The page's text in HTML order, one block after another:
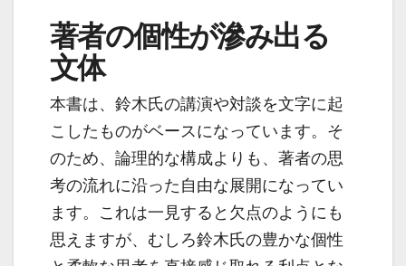
著者の個性が滲み出る
文体
本書は、鈴木氏の講演や対談を文字に起
こしたものがベースになっています。そ
のため、論理的な構成よりも、著者の思
考の流れに沿った自由な展開になってい
ます。これは一見すると欠点のようにも
思えますが、むしろ鈴木氏の豊かな個性